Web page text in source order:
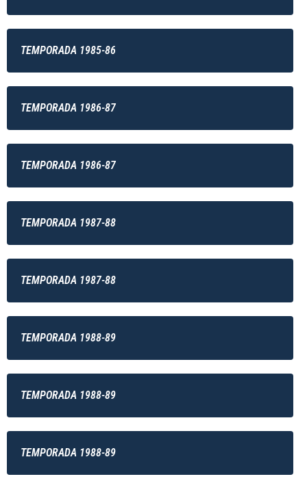
TEMPORADA 1985-86
TEMPORADA 1986-87
TEMPORADA 1986-87
TEMPORADA 1987-88
TEMPORADA 1987-88
TEMPORADA 1988-89
TEMPORADA 1988-89
TEMPORADA 1988-89